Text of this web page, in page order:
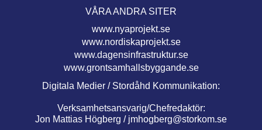
VÅRA ANDRA SITER
www.nyaprojekt.se
www.nordiskaprojekt.se
www.dagensinfrastruktur.se
www.grontsamhallsbyggande.se
Digitala Medier / Stordåhd Kommunikation:
Verksamhetsansvarig/Chefredaktör:
Jon Mattias Högberg / jmhogberg@storkom.se